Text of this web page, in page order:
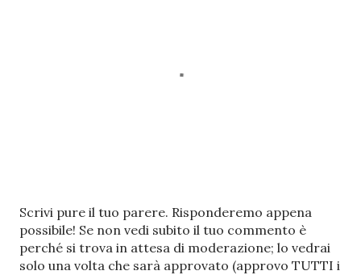
P
o
s
t
Scrivi pure il tuo parere. Risponderemo appena
possibile! Se non vedi subito il tuo commento è
perché si trova in attesa di moderazione; lo vedrai
solo una volta che sarà approvato (approvo TUTTI i